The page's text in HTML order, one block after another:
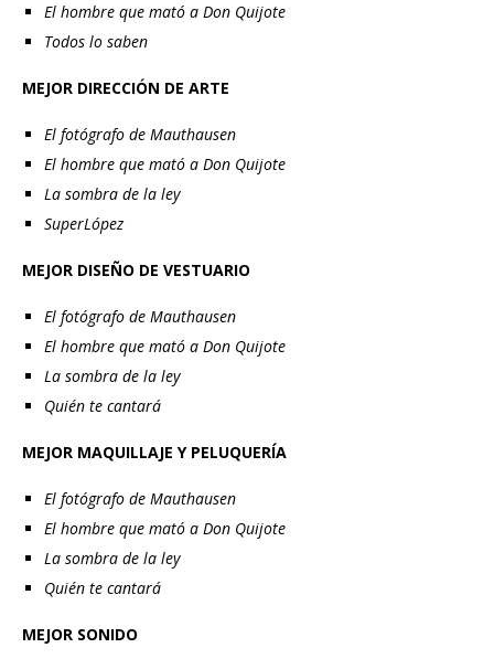
El hombre que mató a Don Quijote
Todos lo saben
MEJOR DIRECCIÓN DE ARTE
El fotógrafo de Mauthausen
El hombre que mató a Don Quijote
La sombra de la ley
SuperLópez
MEJOR DISEÑO DE VESTUARIO
El fotógrafo de Mauthausen
El hombre que mató a Don Quijote
La sombra de la ley
Quién te cantará
MEJOR MAQUILLAJE Y PELUQUERÍA
El fotógrafo de Mauthausen
El hombre que mató a Don Quijote
La sombra de la ley
Quién te cantará
MEJOR SONIDO